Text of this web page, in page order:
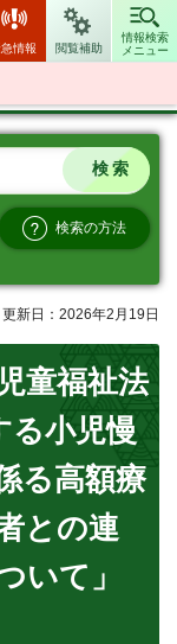
情報 閲覧補助
情報検索
メニュー
検索の方法
更新日：2026年2月19日
童福祉法
る小児慢
る高額療
との連
いて」